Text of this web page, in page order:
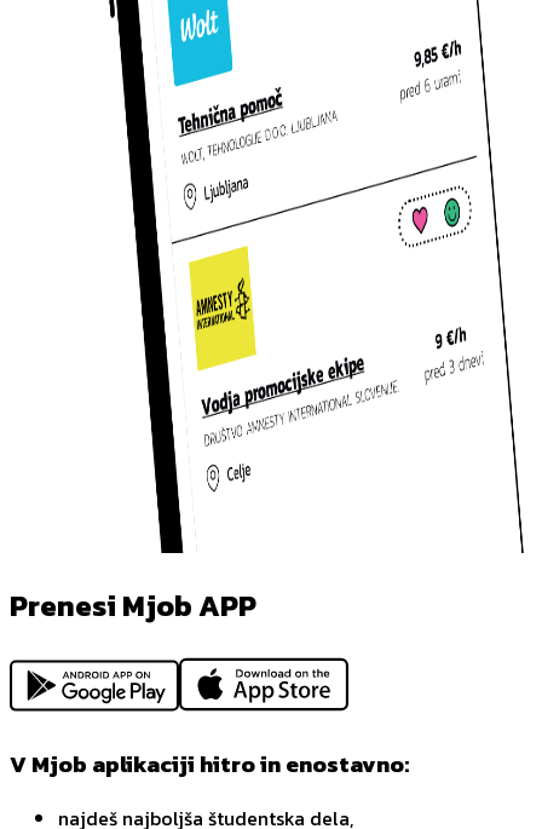
Prenesi Mjob APP
V Mjob aplikaciji hitro in enostavno:
najdeš najboljša študentska dela,